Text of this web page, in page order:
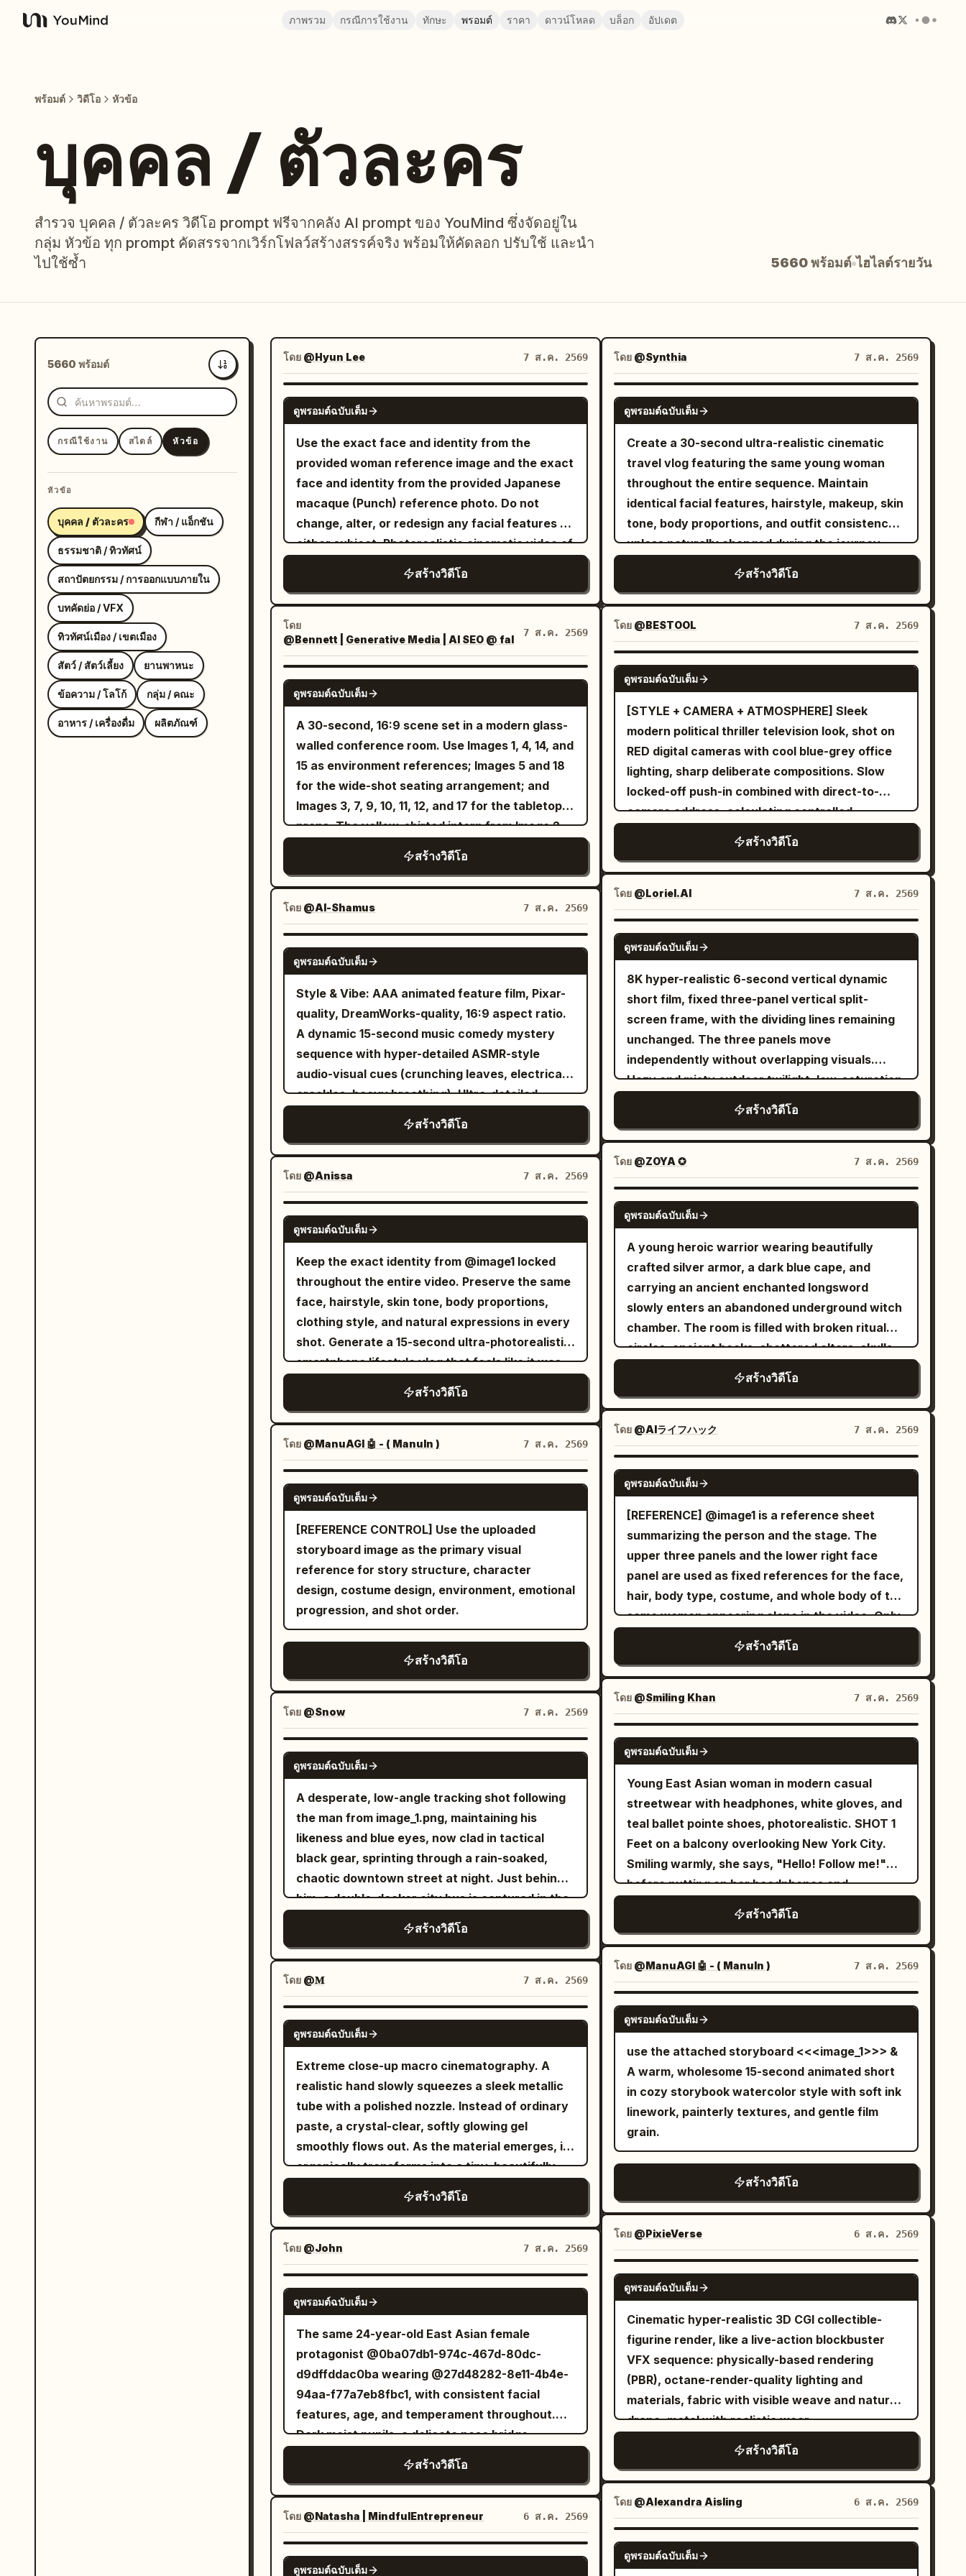
YouMind
ภาพรวม กรณีการใช้งาน ทักษะ พรอมต์ ราคา ดาวน์โหลด บล็อก อัปเดต
พร้อมต์ วิดีโอ หัวข้อ
บุคคล / ตัวละคร
สำรวจ บุคคล / ตัวละคร วิดีโอ prompt ฟรีจากคลัง AI prompt ของ YouMind ซึ่งจัดอยู่ใน
กลุ่ม หัวข้อ ทุก prompt คัดสรรจากเวิร์กโฟลว์สร้างสรรค์จริง พร้อมให้คัดลอก ปรับใช้ และนำ
ไปใช้ซ้ำ
5660 พร้อมต์ ไฮไลต์รายวัน
5660 พร้อมต์
ล่าสุด
กรณีใช้งาน สไตล์ หัวข้อ
หัวข้อ
บุคคล / ตัวละคร กีฬา / แอ็กชัน
ธรรมชาติ / ทิวทัศน์
สถาปัตยกรรม / การออกแบบภายใน
บทคัดย่อ / VFX
ทิวทัศน์เมือง / เขตเมือง
สัตว์ / สัตว์เลี้ยง ยานพาหนะ
ข้อความ / โลโก้ กลุ่ม / คณะ
อาหาร / เครื่องดื่ม ผลิตภัณฑ์
โดย @Hyun Lee 7 ส.ค. 2569
GROK IMAGINE
ดูพรอมต์ฉบับเต็ม
Use the exact face and identity from the
provided woman reference image and the exact
face and identity from the provided Japanese
macaque (Punch) reference photo. Do not
change, alter, or redesign any facial features of
either subject. Photorealistic cinematic video of
the exact same young woman from the
reference (long wavy dark brown hair, light blue
eyes, white blouse) and the exact same Punch
monkey from the reference photo playfully
interacting together. Both are smiling and
laughing while gently playing. Soft natural
outdoor lighting, warm atmosphere, smooth
natural motion, high detail, keep both faces
completely unchanged and identical to the
references.
สร้างวิดีโอ
โดย
@Bennett | Generative Media | AI SEO @ fal
7 ส.ค. 2569
SEEDANCE-2.5
ดูพรอมต์ฉบับเต็ม
A 30-second, 16:9 scene set in a modern glass-
walled conference room. Use Images 1, 4, 14, and
15 as environment references; Images 5 and 18
for the wide-shot seating arrangement; and
Images 3, 7, 9, 10, 11, 12, and 17 for the tabletop
props. The yellow-shirted intern from Image 2
and the bespectacled Technical Director from
Image 16 sit in naturally and quietly observe the
meeting. No background music. Preserve
realistic conference-room ambience and
natural dialogue.The opening shot begins from
inside the wall-mounted presentation screen.
The camera pulls backward, passes through the
screen, and continues into a full wide shot of
the conference room. Everyone is seated
around the table in an awkward silence.Cut to a
close-up of the white-haired Boss. Use Image 8
as the character reference and Audio 1 as the
voice reference. He asks: “So the selling point is
anti-swallow?”Cut to a slowly pushing close-up
of the hat-wearing Creative/Video Director. Use
Image 13 as the character reference and Audio
2 as the voice reference. He nods and replies:
“Yep.”Cut back to a medium shot of the white-
haired Boss, continuing to follow Image 8 and
Audio 1. He says: “Isn’t that too niche? I’ve
Anyway…”Finally, shoot over the Boss’s
shoulder toward the blue-shirted Marketing
Director. Use Image 8 for the Boss in the
foreground, Image 6 for the Marketing Director,
and Audio 3 as her voice reference. She opens
requirement in the client brief.”
สร้างวิดีโอ
โดย @Al-Shamus 7 ส.ค. 2569
SEEDANCE 2.0
ดูพรอมต์ฉบับเต็ม
Style & Vibe: AAA animated feature film, Pixar-
quality, DreamWorks-quality, 16:9 aspect ratio.
A dynamic 15-second music comedy mystery
sequence with hyper-detailed ASMR-style
audio-visual cues (crunching leaves, electrical
crackles, heavy breathing). Ultra-detailed,
highly expressive characters, stylized realism,
cinematic lighting, warm golden forest sunlight,
volumetric god rays, dynamic motion blur, high
energy, strong squash and stretch. Characters:
a cute little girl with a ponytail curled at the end
with bangs, wearing a yellow bomber jacket
over a pink flowery shirt and yellow
sweatpants, initially wearing simple sneakers.
One angry gray wolf with realistic fur, sharp
teeth, and exaggerated cartoon emotions.
Environment: Dense natural green forest, forest
trail, flying leaves, dust, small rocks, and
sunlight streaming through the trees. Camera:
Dynamic FPV, 24mm cinematic lens, fast
tracking shots, smooth handheld stabilization,
speed ramps, whip pans, orbit shots, low-angle
action camera, cinematic focus transitions.
Action Sequence: [0.0–1.2s] she sprints at full
speed through the forest while the wolf
aggressively chases only a few meters behind.
forward tracking shot emphasizes intense
speed. [1.2–2.2s] The exhausted Pamella trips
and slides across the ground, landing face-first.
The wolf rapidly closes the distance. Camera
drops to ground level and pushes dramatically
futuristic glowing running shoes lying on the
trail. Her eyes widen in excitement as she
desperately reaches toward them while the
wolf prepares to pounce. Fast cinematic push-
in. [3.2–4.2s] she instantly slips on both shoes.
Blue energy ignites around the soles. Electric
arcs wrap around her feet as the shoes power
up with an intense futuristic glow (ASMR
crackling sound). The wolf freezes in confusion.
Macro close-ups. [4.2–5.4s] she launches
forward with explosive speed, leaving only a
brilliant blue energy trail behind. A powerful
gust of wind and dust slams into the wolf. [5.4–
6.8s] She circles around the wolf at extreme
bright blue vortex forms around the wolf. The
terrified wolf spins frantically Fast orbit camera
in perfect sync. [6.8–8.2s] Top-down cinematic
view. She accelerates even faster The glowing
blue spiral tightens; leaves and debris rise into
the air. The dizzy wolf remains trapped at the
center [8.2–10.0s] the girl instantly stops beside
the glowing running shoes, confidently resting
one foot on a sneaker. She smirks and says
playfully in English, "Too slow!" Behind her, the
dizzy wolf crashes head-first into a tree. She
laughs proudly as the stunned wolf slowly slides
down the trunk. End with a cinematic hero shot
with shallow depth of field.
สร้างวิดีโอ
โดย @Anissa 7 ส.ค. 2569
SEEDANCE 2.0
ดูพรอมต์ฉบับเต็ม
Keep the exact identity from @image1 locked
throughout the entire video. Preserve the same
face, hairstyle, skin tone, body proportions,
clothing style, and natural expressions in every
shot. Generate a 15-second ultra-photorealistic
smartphone lifestyle vlog that feels like it was
casually recorded on a real phone. Use
authentic handheld movement, slight natural
hand shake, realistic autofocus hunting, minor
exposure adjustments, true smartphone
stabilization, and natural lighting. No cinematic
camera moves, no CGI look, no beauty filters, no
slow motion, no text, no subtitles, no logos, and
no watermarks. Scene 1 (0:00–0:02) Early
morning outside a neighborhood bakery. She
walks toward the entrance while holding a
paper coffee cup, flips the camera to selfie
mode, smiles naturally, and says, "Good
bakery, she records a display of fresh pastries
before picking one, laughing softly as the
camera briefly struggles to refocus. Scene 3
(0:04–0:06) She exits the shop and walks
through a quiet tree-lined street, taking a sip of
coffee while filming the peaceful surroundings.
Scene 4 (0:06–0:08) She sits on a park bench,
people walking nearby, then smiles back at the
lens. Scene 5 (0:08–0:10) At a small weekend
street market, she casually browses handmade
items, briefly holding one up to the camera
before putting it back. Scene 6 (0:10–0:12) She
water, passing cyclists, and green scenery
while enjoying the fresh air. Scene 7 (0:12–0:15)
She stops near a scenic viewpoint, switches to
selfie mode, gives a cheerful wave, smiles
brightly, says, "See you next time!", then
reaches toward the phone to naturally end the
recording. Audio: Only authentic environmental
sounds: birds, footsteps, light conversations,
coffee shop ambience, distant traffic, bicycles
passing, breeze through trees, water flowing,
and natural city ambience. No background
music, voice-over, captions, logos, or
watermarks. The final result should look exactly
like an authentic smartphone vlog recorded by a
สร้างวิดีโอ
โดย @ManuAGI 🤖 - ( ManuIn ) 7 ส.ค. 2569
SEEDANCE 2.0
ดูพรอมต์ฉบับเต็ม
[REFERENCE CONTROL] Use the uploaded
storyboard image as the primary visual
reference for story structure, character
design, costume design, environment, emotional
progression, and shot order.
สร้างวิดีโอ
โดย @Snow 7 ส.ค. 2569
SEEDANCE 2.0
ดูพรอมต์ฉบับเต็ม
A desperate, low-angle tracking shot following
the man from image_1.png, maintaining his
likeness and blue eyes, now clad in tactical
black gear, sprinting through a rain-soaked,
chaotic downtown street at night. Just behind
him, a double-decker city bus is captured in the
middle of a massive, fiery explosion, sending
debris and orange flames into the air. Above the
burning cityscape, a colossal biomechanical
alien mothership of intricate metallic design
descends through the storm clouds, its blue
lights pulsing. To the right, emerging from the
shadows and wrecked cars, a sleek Alien
Predator lunges in pursuit. The camera
dynamically retreats and pans to show the
scale of the destruction, ending on a wide view
of the entire scene. Dramatic lighting with deep
contrast between the firelight and cool night
tones. Rain pours heavily, creating reflective
puddles. No text.
สร้างวิดีโอ
โดย @𝐌 7 ส.ค. 2569
GEMINI-OMNI
ดูพรอมต์ฉบับเต็ม
Extreme close-up macro cinematography. A
realistic hand slowly squeezes a sleek metallic
tube with a polished nozzle. Instead of ordinary
paste, a crystal-clear, softly glowing gel
smoothly flows out. As the material emerges, it
organically transforms into a tiny, beautifully
sculpted "Jelly Octopus", taking shape layer by
layer in one continuous motion. The finished
miniature appears glossy, slightly translucent,
soft, and elastic, with subtle wobbling before
settling naturally. Its rounded head gently
bounces while the tiny tentacles softly ripple
and settle with lifelike elasticity. Tiny highlights
travel across its smooth surface while internal
light softly diffuses through the gel, creating an
elegant premium look. The object rests on a
dark matte stone surface decorated with
delicate water droplets that enhance realism
and reflections. Style: Ultra macro photography
Hyper-realistic CGI Cinematic studio lighting
Extremely shallow depth of field Rich reflections
Premium product commercial aesthetic Smooth
continuous transformation Crisp textures
Photorealistic materials 8K quality Vertical 16:9
30 FPS No text No camera movement No
background distractions Negative Prompt: Low
สร้างวิดีโอ
โดย @John 7 ส.ค. 2569
GROK IMAGINE
ดูพรอมต์ฉบับเต็ม
The same 24-year-old East Asian female
protagonist @0ba07db1-974c-467d-80dc-
d9dffddac0ba wearing @27d48282-8e11-4b4e-
94aa-f77a7eb8fbc1, with consistent facial
features, age, and temperament throughout.
Dark moist pupils, a delicate nose bridge,
natural pale pink lips; skin retains pores and fine
lines under the eyes, no airbrushing or
'influencer' makeup. The protagonist always
holds a silver-grey MiniDV camera in her right
hand to film herself—no cameraman. Selfie
distance is about 45 cm; when showing the
สร้างวิดีโอ
โดย @Natasha | MindfulEntrepreneur 6 ส.ค. 2569
SEEDANCE-2.5
ดูพรอมต์ฉบับเต็ม
โดย @Synthia 7 ส.ค. 2569
SEEDANCE-2.5
ดูพรอมต์ฉบับเต็ม
Create a 30-second ultra-realistic cinematic
travel vlog featuring the same young woman
throughout the entire sequence. Maintain
identical facial features, hairstyle, makeup, skin
tone, body proportions, and outfit consistency
unless naturally changed during the journey.
Premium lifestyle cinematography, luxury
airport aesthetic, authentic travel atmosphere,
smooth handheld and gimbal camera movement,
realistic body language, 4K HDR, 16:9. The video
opens with a close-up of her smiling into the
camera in her bedroom beside an open suitcase.
She finishes a light makeup routine, zips her
luggage, picks up her passport, and says, "New
adventure... let's go!" She leaves home, loads
her suitcase into a cab, and films the city
through the window while saying, "On the way
to the airport." She arrives at the airport,
checks the departure board, checks in her
luggage, clears security, browses duty-free
stores, grabs a coffee, and smiles at the camera
saying, "Boarding starts in a few minutes." She
walks through the boarding gate, enters the
aircraft, settles into her window seat, watches
planes outside, and says, "Ready for takeoff!"
During the flight, she enjoys a beautifully
says, "The lunch is actually delicious." She
watches the clouds through the window, reads
a magazine, and relaxes before the aircraft
lands. After arrival, she exits the airport, waves
at the camera, gets into another cab, and says,
famous city landmarks before reaching a luxury
hotel. She checks in, enters her room, opens the
curtains to reveal the skyline, freshens up with
a quick skincare and light makeup routine,
changes into comfortable sleepwear, smiles at
the camera saying, "Time to rest... tomorrow
the real adventure begins." She switches off
the bedside lamp as the camera slowly pulls
back. Ultra-realistic travel cinematography,
authentic airport ambience, realistic
announcements, rolling suitcase sounds,
aircraft cabin atmosphere, soft background
music, premium hotel interiors, cinematic
lighting, natural facial expressions, smooth
commercial quality, no subtitles, no logos, no
watermarks, no on-screen text.
สร้างวิดีโอ
โดย @BESTOOL 7 ส.ค. 2569
SEEDANCE-2.5
ดูพรอมต์ฉบับเต็ม
[STYLE + CAMERA + ATMOSPHERE] Sleek
modern political thriller television look, shot on
RED digital cameras with cool blue-grey office
lighting, sharp deliberate compositions. Slow
locked-off push-in combined with direct-to-
camera address, calculating controlled
middle-aged man in an impeccably tailored dark
suit, calm calculating expression, addressing
the camera directly with unsettling confidence
and self-assurance. [LOCATION] Elegant
modern office with dark wood paneling, city
skyline visible through large windows at dusk,
minimal sophisticated furnishings, soft ambient
desk lighting. [TIMELINE] 0-6s: [Locked medium
shot facing the desk] The man sits calmly
behind his desk, papers in front of him, city
lights beginning to glow through the window
behind him. 6-12s: [Slow push-in as he turns
toward the camera] He sets down his papers
deliberately, turning his gaze directly toward
the lens with a faint knowing expression. 12-18s:
[Close-up direct address] He begins speaking
directly to the camera in a calm measured tone,
sharing a calculated private observation with
unsettling candor. 18-24s: [Extreme close-up on
smile forming as he delivers his most pointed
insight, city lights blurring softly behind him. 24-
30s: [Slow pull-back to medium shot] He leans
back in his chair, breaking eye contact with the
camera and returning to his papers, the moment
[STYLE & QUALITY BOOSTERS] Authentic
modern political-thriller digital color grading,
coherent office lighting continuity, stable
character continuity, cool sophisticated
palette, no over-stylization, calculating
controlled intensity throughout.
สร้างวิดีโอ
โดย @Loriel.AI 7 ส.ค. 2569
GROK IMAGINE
ดูพรอมต์ฉบับเต็ม
8K hyper-realistic 6-second vertical dynamic
short film, fixed three-panel vertical split-
screen frame, with the dividing lines remaining
unchanged. The three panels move
independently without overlapping visuals.
Hazy and misty outdoor twilight, low-saturation
dark-toned cinematic weak side lighting, film
grain texture. A woman with light golden short
curly hair and a black minimalist top, with highly
realistic freckled skin texture and hair
constantly blowing in the breeze. Total duration
6 seconds. [Top Panel | 0-6s Independent
Motion] The woman slowly raises her right hand
to the side of her forehead, her fingertips lightly
touching her temple. Her gaze is empty and
wandering, her lips slightly parted, showing a
weary and preoccupied expression. Strands of
hair sweep over her eyes in the wind, and her
eyelids blink slowly. The lens moves forward
very slowly with a small push, focusing on the
eyes and hand, with subtle camera shake from a
sense of breathing. No dialogue. [Middle Panel |
0-6s Independent Motion] A close-up of the
character's side profile, looking into the
distance with eyelashes trembling slowly. Tears
gradually well up in her eyes, hair constantly
her lips purse slightly, showing restrained
sadness. The lens moves slowly and slightly
horizontally, fixed on the face close-up, with
subtle breathing shake and no zooming. No
dialogue. [Bottom Panel | 0-6s Independent
camera, her short hair swaying in the wind, a
few strands falling over her eyes. Her gaze
slowly shifts from wandering to calm and
indifferent. Her breathing is steady, with only
slight eyelid movement. The lens pulls back very
slowly from a close-up to a bust shot, as the
character slowly blends into the dark, misty
background. No dialogue. All three panels play
simultaneously, with natural and realistic
movements and micro-expressions, avoiding AI
stiffness or distortion. Skin pores and hair
details are realistic. Accompanying 6-second
audio: Minimalist low-pitched piano solo music
overlaid with gentle wilderness wind sounds,
and contemplative atmosphere.
สร้างวิดีโอ
โดย @ZOYA ✪ 7 ส.ค. 2569
SEEDANCE-2.5
ดูพรอมต์ฉบับเต็ม
A young heroic warrior wearing beautifully
crafted silver armor, a dark blue cape, and
carrying an ancient enchanted longsword
slowly enters an abandoned underground witch
chamber. The room is filled with broken ritual
circles, ancient books, shattered altars, skulls,
scattered candles, and dozens of lifeless witch
bodies lying across the cold stone floor. The
atmosphere is eerily silent. The camera slowly
follows behind him as he carefully scans every
corner, gripping his sword tightly and remaining
fully alert. Suddenly, the ancient stone walls
begin to tremble. A horrifying ghost emerges
from the darkness. It has a grotesque deformed
face, glowing crimson eyes, an unnaturally long
body, and dozens of skeletal arms extending in
every direction. Instead of wielding weapons,
the ghost attacks using its razor-sharp claws
and multiple arms, striking from impossible
angles with incredible speed. An intense close-
quarters battle begins. The warrior skillfully
dodges the ghost's relentless claw attacks,
parries with his enchanted sword, and cuts
through several skeletal arms as they lunge
toward him. The ghost continuously
regenerates new arms, making the fight
climax as the ghost charges forward with all of
its arms at once. The warrior times the attack
perfectly, leaps into the air, and delivers a single
breathtaking spinning sword strike that cleanly
severs the ghost's head. The head falls to the
cracks with glowing purple energy, and
disintegrates into countless glowing magical
particles that fade into the air. The chamber
becomes completely silent once again. Style
Ultra-cinematic dark fantasy, realistic sword
choreography, terrifying creature animation,
expressive facial reactions, dramatic lighting,
highly detailed gothic environment, dynamic
camera movement, AAA fantasy film quality,
Unreal Engine realism, IMAX composition, ultra-
detailed textures
สร้างวิดีโอ
โดย @AIライフハック 7 ส.ค. 2569
SEEDANCE 2.0
ดูพรอมต์ฉบับเต็ม
[REFERENCE] @image1 is a reference sheet
summarizing the person and the stage. The
upper three panels and the lower right face
panel are used as fixed references for the face,
hair, body type, costume, and whole body of the
same woman appearing alone in the video. Only
the restaurant panel on the lower left is used as
a stage reference, inheriting the interior,
panoramic window, night view, lighting, floor,
tables, chairs, texture, and color tone. Do not
include the white background, frame, headings,
text, or reference material layout in the video,
and do not use them for the starting frame.
[CONDITION DEFINITION] 15 seconds, 1:1,
realistic live-action cinematic expression, high-
rise revolving restaurant at night, 4 shots, hard
cuts. In the starting frame, all dishes, glasses,
napkins, and cutlery are on the table, and there
are zero airborne objects. The woman, her
body, hair, clothing, and the camera are always
at normal real-world speed. Only after the
anomaly do the jumped-up dishes and liquid
drops freeze completely in world coordinates.
The night view, horizon, building shell, central
column, and camera are fixed; only the circular
floor, tables, and chairs rotate around the
The emergency stop device is a black metal
manual lever on the yellow-black mounting plate
of the fixed central column. Do not change it to
a red button, vertical pole, or other device. The
woman contacts the central column only once,
[SHOT / FLOW] SHOT 1 | 0-2.5s | Normalcy to
Anomaly Fixed wide angle. 0-1.4s, the woman
walks normally between guest seats. All dishes
are on the table, and the floor and seats are
completely stationary. No airborne objects,
alarms, vibrations, or rotations. At 1.4s, a strong
vibration and alarm occur simultaneously.
Dishes clearly jump off the table and freeze in
the air at 1.7s. Only after that do the circular
floor and seats start moving. The woman
braces against the moving floor and
immediately starts running toward the distant
lever. Hard cut at 2.5s. SHOT 2 | 2.5-9.5s | Long
Obstacle Run A horizontal camera on the
Against a fixed night view, the floor pattern and
furniture continue to flow from right to left. The
woman runs toward the center, changing her
position and distance in the frame, never
staying in the same place. 2.5-4.5s, she sprints
สร้างวิดีโอ
โดย @Smiling Khan 7 ส.ค. 2569
SEEDANCE-2.5
ดูพรอมต์ฉบับเต็ม
Young East Asian woman in modern casual
streetwear with headphones, white gloves, and
teal ballet pointe shoes, photorealistic. SHOT 1
Feet on a balcony overlooking New York City.
Smiling warmly, she says, "Hello! Follow me!"
before putting on her headphones and
intentionally falling backward off the balcony.
She fires a web from her wrist in a Spider-Man
style swing, soaring across the city before
landing smoothly on the roof of a moving car.
SHOT 2 Using Spider-Man style web swinging,
she launches into the air, releases the web, and
lands on the side of a building. She runs
confidently across the vertical wall before firing
another web and swinging back down toward
the street. SHOT 3 She lands on the street,
laughs excitedly, then jumps onto a car roof and
shoots another web into the sky. Swinging
high above New York City in a relaxed pose,
with the skyline stretching beneath her.
สร้างวิดีโอ
โดย @ManuAGI 🤖 - ( ManuIn ) 7 ส.ค. 2569
SEEDANCE 2.0
ดูพรอมต์ฉบับเต็ม
use the attached storyboard <<<image_1>>> &
A warm, wholesome 15-second animated short
in cozy storybook watercolor style with soft ink
linework, painterly textures, and gentle film
grain.
สร้างวิดีโอ
โดย @PixieVerse 6 ส.ค. 2569
SEEDANCE 2.0
ดูพรอมต์ฉบับเต็ม
Cinematic hyper-realistic 3D CGI collectible-
figurine render, like a live-action blockbuster
VFX sequence: physically-based rendering
(PBR), octane-render-quality lighting and
materials, fabric with visible weave and natural
drape, metal with realistic wear
สร้างวิดีโอ
โดย @Alexandra Aisling 6 ส.ค. 2569
SEEDANCE 2.0
ดูพรอมต์ฉบับเต็ม